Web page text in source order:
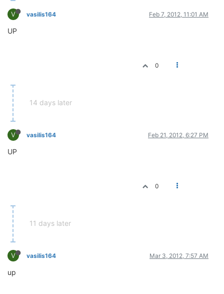
V vasilis164 Feb 7, 2012, 11:01 AM
UP
0
14 days later
V vasilis164 Feb 21, 2012, 6:27 PM
UP
0
11 days later
V vasilis164 Mar 3, 2012, 7:57 AM
up